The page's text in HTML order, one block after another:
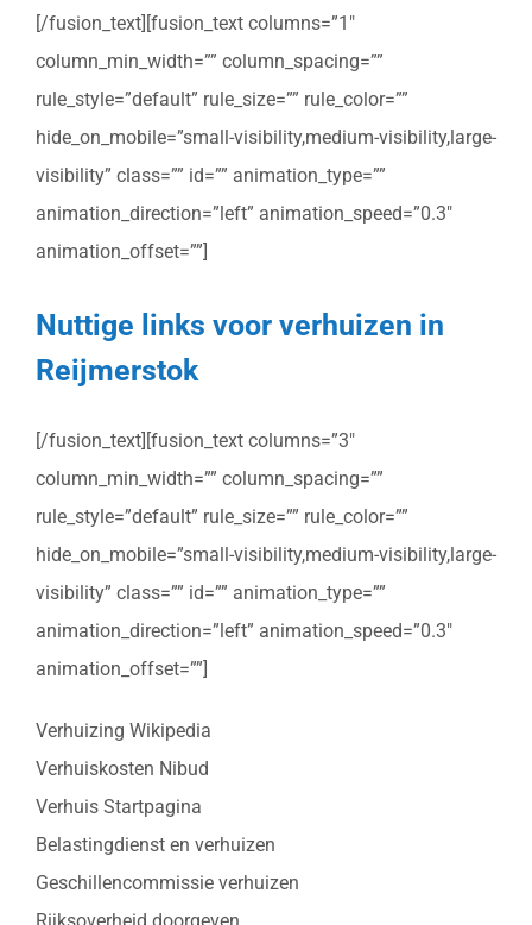
[/fusion_text][fusion_text columns=”1″
column_min_width=”” column_spacing=””
rule_style=”default” rule_size=”” rule_color=””
hide_on_mobile=”small-visibility,medium-visibility,large-
visibility” class=”” id=”” animation_type=””
animation_direction=”left” animation_speed=”0.3″
animation_offset=””]
Nuttige links voor verhuizen in
Reijmerstok
[/fusion_text][fusion_text columns=”3″
column_min_width=”” column_spacing=””
rule_style=”default” rule_size=”” rule_color=””
hide_on_mobile=”small-visibility,medium-visibility,large-
visibility” class=”” id=”” animation_type=””
animation_direction=”left” animation_speed=”0.3″
animation_offset=””]
Verhuizing Wikipedia
Verhuiskosten Nibud
Verhuis Startpagina
Belastingdienst en verhuizen
Geschillencommissie verhuizen